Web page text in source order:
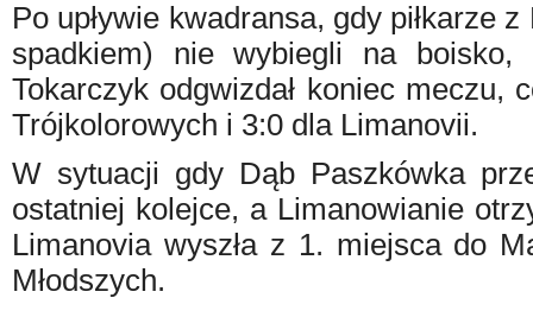
Po upływie kwadransa, gdy piłkarze
spadkiem) nie wybiegli na boisko,
Tokarczyk odgwizdał koniec meczu,
Trójkolorowych i 3:0 dla Limanovii.
W sytuacji gdy Dąb Paszkówka
ostatniej kolejce, a Limanowianie
Limanovia wyszła z 1. miejsca do
Młodszych.